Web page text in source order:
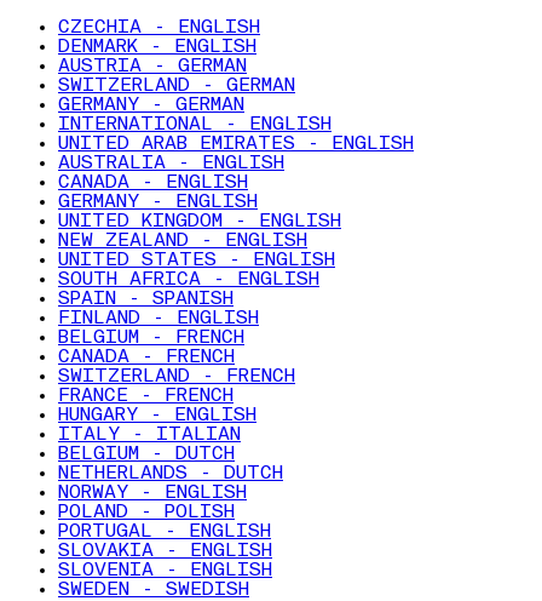
CZECHIA - ENGLISH
DENMARK - ENGLISH
AUSTRIA - GERMAN
SWITZERLAND - GERMAN
GERMANY - GERMAN
INTERNATIONAL - ENGLISH
UNITED ARAB EMIRATES - ENGLISH
AUSTRALIA - ENGLISH
CANADA - ENGLISH
GERMANY - ENGLISH
UNITED KINGDOM - ENGLISH
NEW ZEALAND - ENGLISH
UNITED STATES - ENGLISH
SOUTH AFRICA - ENGLISH
SPAIN - SPANISH
FINLAND - ENGLISH
BELGIUM - FRENCH
CANADA - FRENCH
SWITZERLAND - FRENCH
FRANCE - FRENCH
HUNGARY - ENGLISH
ITALY - ITALIAN
BELGIUM - DUTCH
NETHERLANDS - DUTCH
NORWAY - ENGLISH
POLAND - POLISH
PORTUGAL - ENGLISH
SLOVAKIA - ENGLISH
SLOVENIA - ENGLISH
SWEDEN - SWEDISH